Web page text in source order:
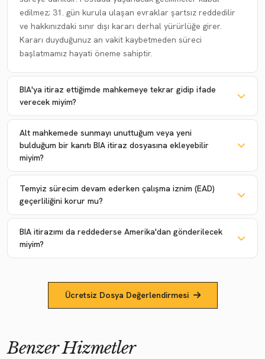
edilmez; 31. gün kurula ulaşan evraklar şartsız reddedilir
ve hakkınızdaki sınır dışı kararı derhal yürürlüğe girer.
Kararı duyduğunuz an vakit kaybetmeden süreci
başlatmamız hayati öneme sahiptir.
BIA'ya itiraz ettiğimde mahkemeye tekrar gidip ifade
verecek miyim?
Alt mahkemede sunmayı unuttuğum veya yeni
bulduğum bir kanıtı BIA itiraz dosyasına ekleyebilir
miyim?
Temyiz sürecim devam ederken çalışma iznim (EAD)
geçerliliğini korur mu?
BIA itirazımı da reddederse Amerika'dan gönderilecek
miyim?
Ücretsiz Dosya Değerlendirmesi
Benzer Hizmetler